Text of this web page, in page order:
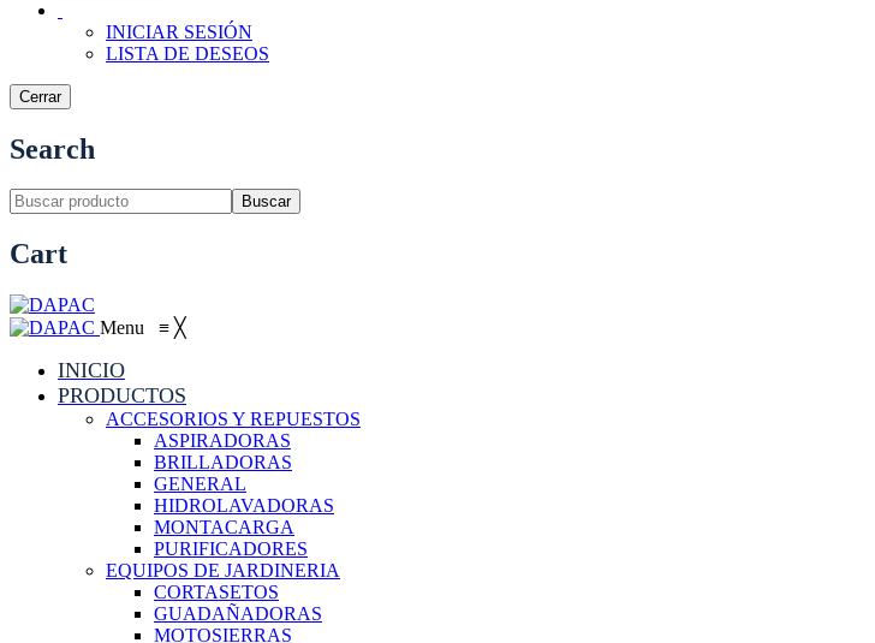
INICIAR SESIÓN
LISTA DE DESEOS
Cerrar
Search
Buscar
Cart
Menu ≡ ╳
INICIO
PRODUCTOS
ACCESORIOS Y REPUESTOS
ASPIRADORAS
BRILLADORAS
GENERAL
HIDROLAVADORAS
MONTACARGA
PURIFICADORES
EQUIPOS DE JARDINERIA
CORTASETOS
GUADAÑADORAS
MOTOSIERRAS